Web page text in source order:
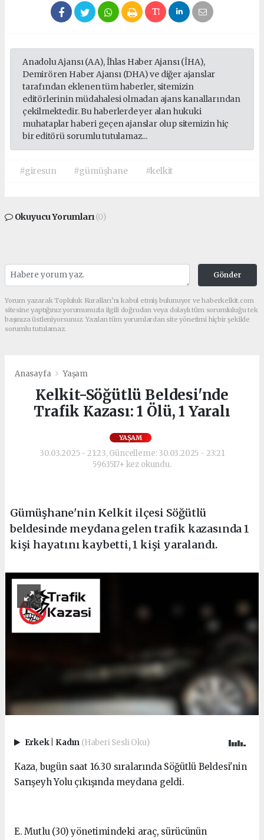
Anadolu Ajansı (AA), İhlas Haber Ajansı (İHA),
Demirören Haber Ajansı (DHA) ve diğer ajanslar
tarafından eklenen tüm haberler, sitemizin
editörlerinin müdahalesi olmadan ajans kanallarından
çekilmektedir. Bu haberlerde yer alan hukuki
muhataplar haberi geçen ajanslar olup sitemizin hiç
bir editörü sorumlu tutulamaz...
#giresun #gümüşhane #kelkit
Okuyucu Yorumları(0)
Gönder
Yorum yazarak Topluluk Kuralları’nı kabul etmiş bulunuyor ve haberkelkit.com
sitesine yaptığınız yorumunuzla ilgili doğrudan veya dolaylı tüm sorumluluğu tek
başınıza üstleniyorsunuz. Yazılan tüm yorumlardan site yönetimi hiçbir şekilde
sorumlu tutulamaz.
Anasayfa Yaşam
Kelkit-Söğütlü Beldesi'nde
Trafik Kazası: 1 Ölü, 1 Yaralı
YAŞAM
30.03.2025 - 21:23, Güncelleme: 30.03.2025 - 23:21
5963517+ kez okundu.
Gümüşhane'nin Kelkit ilçesi Söğütlü
beldesinde meydana gelen trafik kazasında 1
kişi hayatını kaybetti, 1 kişi yaralandı.
Erkek Kadın (Haberi Sesli Oku)
Kaza, bugün saat 16.30 sıralarında Söğütlü Beldesi'nin
Sarışeyh Yolu çıkışında meydana geldi.
E. Mutlu (30) yönetimindeki araç, sürücünün